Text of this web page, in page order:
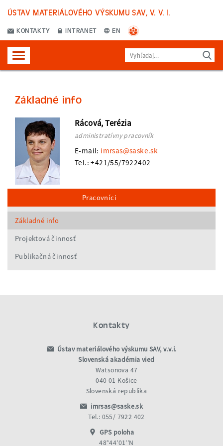
ÚSTAV MATERIÁLOVÉHO VÝSKUMU SAV, V. V. I.
KONTAKTY INTRANET EN
Základné info
Rácová, Terézia
administratívny pracovník
E-mail: imrsas@saske.sk
Tel.: +421/55/7922402
Pracovníci
Základné info
Projektová činnosť
Publikačná činnosť
Kontakty
Ústav materiálového výskumu SAV, v.v.i.
Slovenská akadémia vied
Watsonova 47
040 01 Košice
Slovenská republika
imrsas@saske.sk
Tel.: 055/ 7922 402
GPS poloha
48°44'01''N